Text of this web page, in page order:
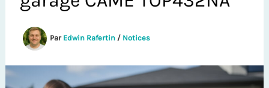
Par Edwin Rafertin / Notices